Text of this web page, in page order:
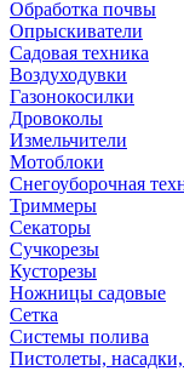
Обработка почвы
Опрыскиватели
Садовая техника
Воздуходувки
Газонокосилки
Дровоколы
Измельчители
Мотоблоки
Снегоуборочная
Триммеры
Секаторы
Сучкорезы
Кусторезы
Ножницы садовые
Сетка
Системы полива
Пистолеты,